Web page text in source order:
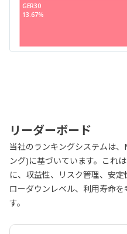
GER30
13.67%
リーダーボード
当社のランキングシステムは
ング)に基づいています。これ
に、収益性、リスク管理、安
ローダウンレベル、利用寿命
す。